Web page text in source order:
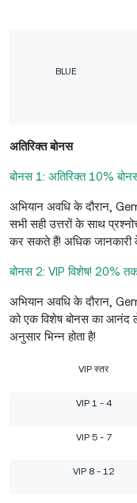
BLUE
अतिरिक्त बोनस
बोनस 1: अतिरिक्त 10%
अभियान अवधि के दौरान,
सभी सही उत्तरों के साथ
कर सकते हैं! अधिक
बोनस 2: VIP विशेष! 20%
अभियान अवधि के दौरान,
को एक विशेष बोनस का आनंद
अनुसार भिन्न होता है!
VIP स्तर
VIP 1 - 4
VIP 5 - 7
VIP 8 - 12